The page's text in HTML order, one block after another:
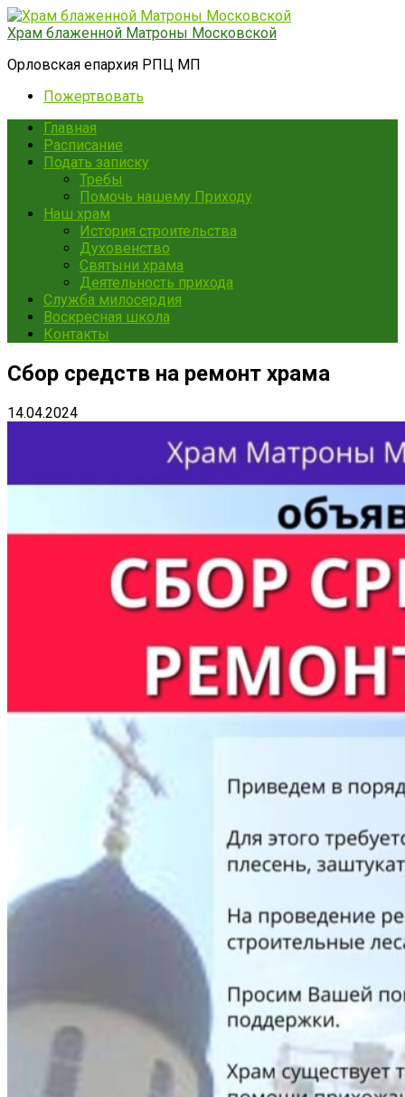
Перейти
к
Храм блаженной Матроны Московской
Орловская епархия РПЦ МП
Пожертвовать
Главная
Расписание
Подать записку
Требы
Помочь нашему Приходу
Наш храм
История строительства
Духовенство
Святыни храма
Деятельность прихода
Служба милосердия
Воскресная школа
Контакты
Сбор средств на ремонт храма
14.04.2024